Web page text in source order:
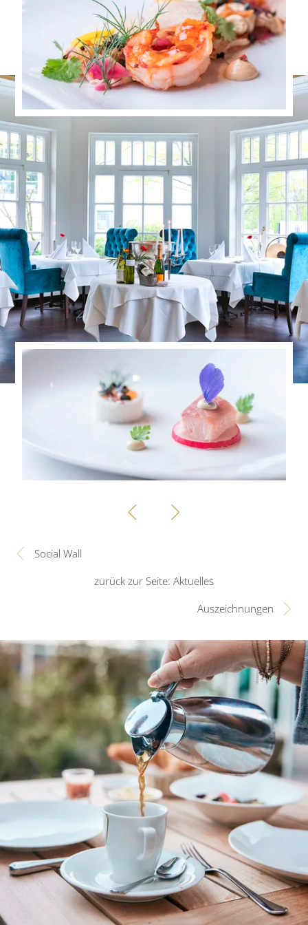
Social Wall
zurück zur Seite: Aktuelles
Auszeichnungen